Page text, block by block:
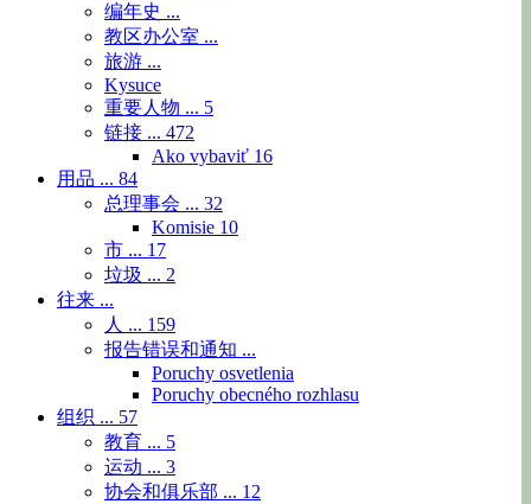
编年史 ...
教区办公室 ...
旅游 ...
Kysuce
重要人物 ... 5
链接 ... 472
Ako vybaviť 16
用品 ... 84
总理事会 ... 32
Komisie 10
市 ... 17
垃圾 ... 2
往来 ...
人 ... 159
报告错误和通知 ...
Poruchy osvetlenia
Poruchy obecného rozhlasu
组织 ... 57
教育 ... 5
运动 ... 3
协会和俱乐部 ... 12